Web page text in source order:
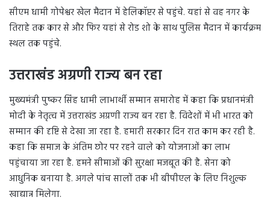
सीएम धामी गोपेश्वर खेल मैदान में हेलिकॉप्टर से पहुंचे. यहां से वह नगर के
तिराहे तक कार से और फिर यहां से रोड शो के साथ पुलिस मैदान में कार्यक्रम
स्थल तक पहुंचे.
उत्तराखंड अग्रणी राज्य बन रहा
मुख्यमंत्री पुष्कर सिंह धामी लाभार्थी सम्मान समारोह में कहा कि प्रधानमंत्री
मोदी के नेतृत्व में उत्तराखंड अग्रणी राज्य बन रहा है. विदेशों में भी भारत को
सम्मान की दृष्टि से देखा जा रहा है. हमारी सरकार दिन रात काम कर रही है.
कहा कि समाज के अंतिम छोर पर रहने वाले को योजनाओं का लाभ
पहुंचाया जा रहा है. हमने सीमाओं की सुरक्षा मजबूत की है. सेना को
आधुनिक बनाया है. अगले पांच सालों तक भी बीपीएल के लिए निशुल्क
खाद्यान्न मिलेगा.